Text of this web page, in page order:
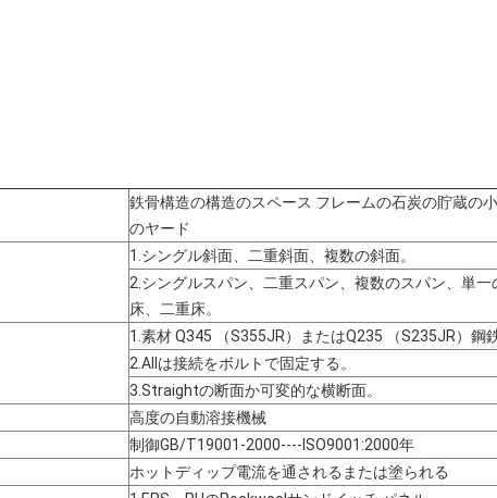
鉄骨構造の構造のスペース フレームの石炭の貯蔵の
のヤード
1.シングル斜面、二重斜面、複数の斜面。
2.シングルスパン、二重スパン、複数のスパン、単一
床、二重床。
1.素材 Q345 （S355JR）またはQ235 （S235JR）鋼鉄
2.Allは接続をボルトで固定する。
3.Straightの断面か可変的な横断面。
高度の自動溶接機械
制御GB/T19001-2000----ISO9001:2000年
ホットディップ電流を通されるまたは塗られる